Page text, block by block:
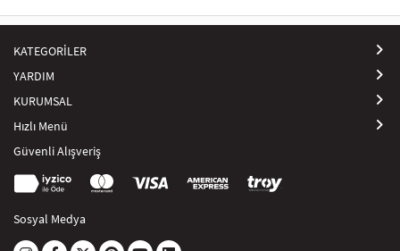
KATEGORİLER
YARDIM
KURUMSAL
Hızlı Menü
Güvenli Alışveriş
Sosyal Medya